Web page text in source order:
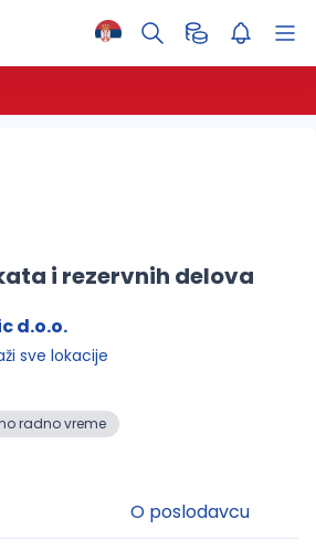
i rezervnih delova
d.o.o.
sve lokacije
radno vreme
O poslodavcu